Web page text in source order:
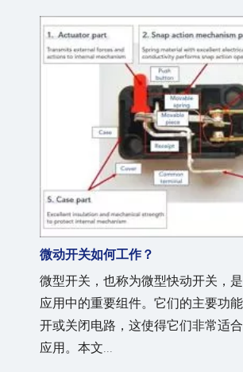
微动开关如何工作？
微型开关，也称为微型快动开关，
应用中的重要组件。它们的主要功
开或关闭电路，这使得它们非常适
应用。本文...